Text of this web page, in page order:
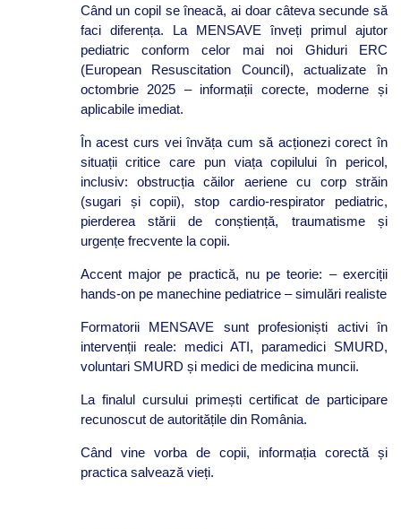
Când un copil se îneacă, ai doar câteva secunde să
faci diferența. La MENSAVE înveți primul ajutor
pediatric conform celor mai noi Ghiduri ERC
(European Resuscitation Council), actualizate în
octombrie 2025 – informații corecte, moderne și
aplicabile imediat.
În acest curs vei învăța cum să acționezi corect în
situații critice care pun viața copilului în pericol,
inclusiv: obstrucția căilor aeriene cu corp străin
(sugari și copii), stop cardio-respirator pediatric,
pierderea stării de conștiență, traumatisme și
urgențe frecvente la copii.
Accent major pe practică, nu pe teorie: – exerciții
hands-on pe manechine pediatrice – simulări realiste
Formatorii MENSAVE sunt profesioniști activi în
intervenții reale: medici ATI, paramedici SMURD,
voluntari SMURD și medici de medicina muncii.
La finalul cursului primești certificat de participare
recunoscut de autoritățile din România.
Când vine vorba de copii, informația corectă și
practica salvează vieți.